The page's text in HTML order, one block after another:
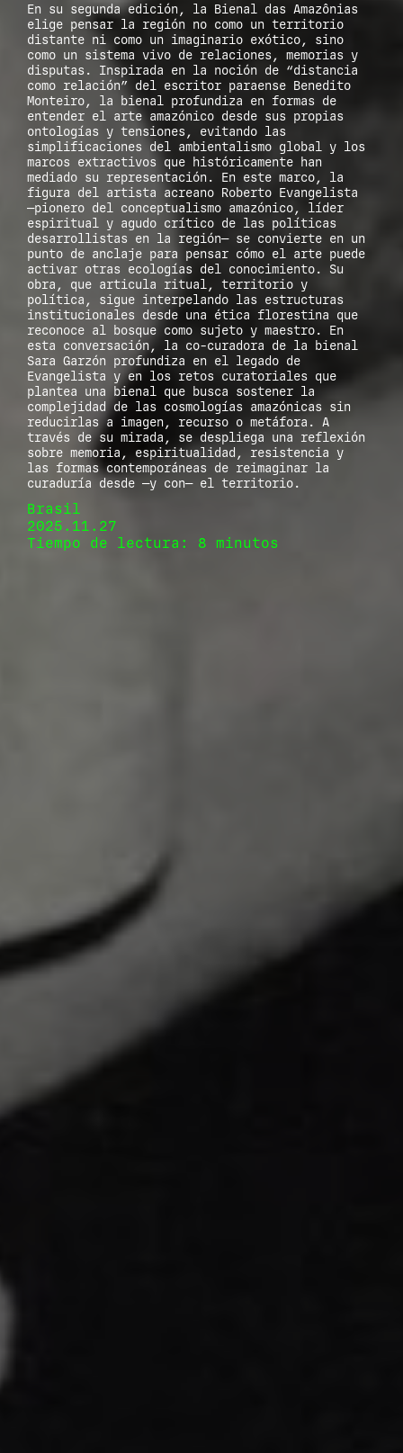
En su segunda edición, la Bienal das Amazônias
elige pensar la región no como un territorio
distante ni como un imaginario exótico, sino
como un sistema vivo de relaciones, memorias y
disputas. Inspirada en la noción de “distancia
como relación” del escritor paraense Benedito
Monteiro, la bienal profundiza en formas de
entender el arte amazónico desde sus propias
ontologías y tensiones, evitando las
simplificaciones del ambientalismo global y los
marcos extractivos que históricamente han
mediado su representación. En este marco, la
figura del artista acreano Roberto Evangelista
—pionero del conceptualismo amazónico, líder
espiritual y agudo crítico de las políticas
desarrollistas en la región— se convierte en un
punto de anclaje para pensar cómo el arte puede
activar otras ecologías del conocimiento. Su
obra, que articula ritual, territorio y
política, sigue interpelando las estructuras
institucionales desde una ética florestina que
reconoce al bosque como sujeto y maestro. En
esta conversación, la co-curadora de la bienal
Sara Garzón profundiza en el legado de
Evangelista y en los retos curatoriales que
plantea una bienal que busca sostener la
complejidad de las cosmologías amazónicas sin
reducirlas a imagen, recurso o metáfora. A
través de su mirada, se despliega una reflexión
sobre memoria, espiritualidad, resistencia y
las formas contemporáneas de reimaginar la
curaduría desde —y con— el territorio.
Brasil
2025.11.27
Tiempo de lectura: 8 minutos